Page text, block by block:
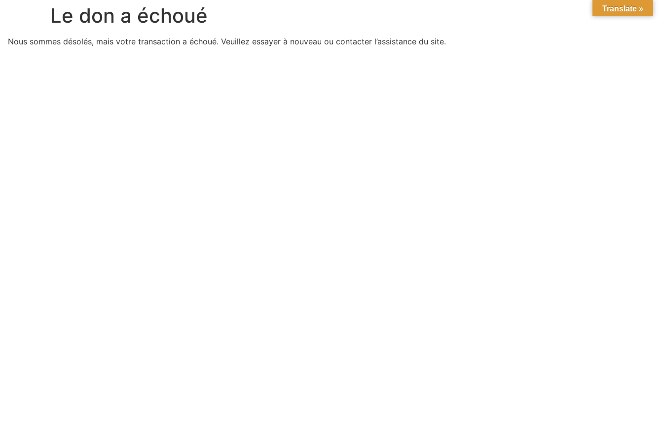
Le don a échoué
Nous sommes désolés, mais votre transaction a échoué. Veuillez essayer à nouveau ou contacter l’assistance du site.
Translate »